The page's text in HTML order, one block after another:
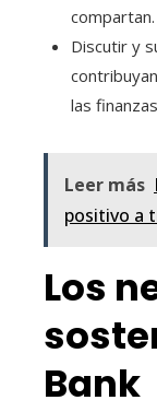
compartan.
Discutir y
las
Leer más
positivo a
Los
Bank